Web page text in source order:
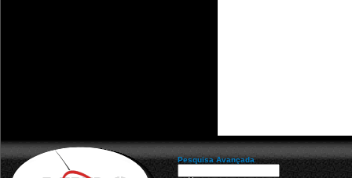
Pesquisa Avançada